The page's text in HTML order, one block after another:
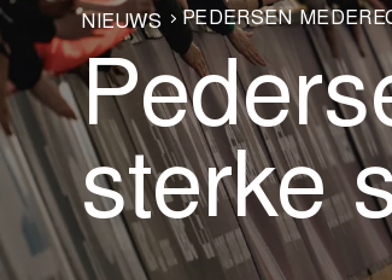
NIEUWS PEDERSEN
sterke